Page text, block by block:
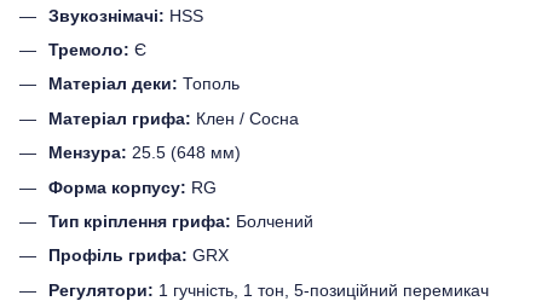
Звукознімачі: HSS
Тремоло: Є
Матеріал деки: Тополь
Матеріал грифа: Клен / Сосна
Мензура: 25.5 (648 мм)
Форма корпусу: RG
Тип кріплення грифа: Болчений
Профіль грифа: GRX
Регулятори: 1 гучність, 1 тон, 5-позиційний перемикач